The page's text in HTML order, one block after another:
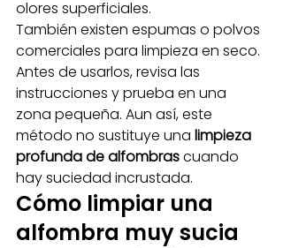
olores superficiales.
También existen espumas o polvos
comerciales para limpieza en seco.
Antes de usarlos, revisa las
instrucciones y prueba en una
zona pequeña. Aun así, este
método no sustituye una limpieza
profunda de alfombras cuando
hay suciedad incrustada.
Cómo limpiar una
alfombra muy sucia